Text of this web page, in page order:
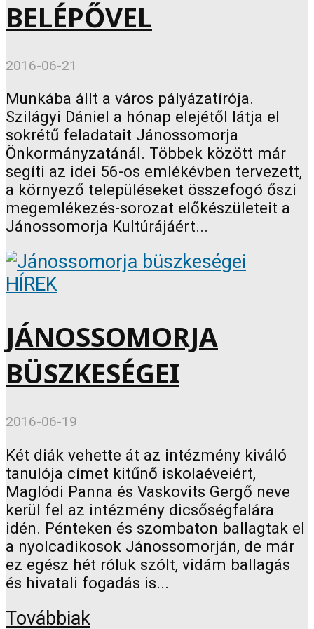
BELÉPŐVEL
2016-06-21
Munkába állt a város pályázatírója.
Szilágyi Dániel a hónap elejétől látja el
sokrétű feladatait Jánossomorja
Önkormányzatánál. Többek között már
segíti az idei 56-os emlékévben tervezett,
a környező településeket összefogó őszi
megemlékezés-sorozat előkészületeit a
Jánossomorja Kultúrájáért...
HÍREK
JÁNOSSOMORJA
BÜSZKESÉGEI
2016-06-19
Két diák vehette át az intézmény kiváló
tanulója címet kitűnő iskolaéveiért,
Maglódi Panna és Vaskovits Gergő neve
kerül fel az intézmény dicsőségfalára
idén. Pénteken és szombaton ballagtak el
a nyolcadikosok Jánossomorján, de már
ez egész hét róluk szólt, vidám ballagás
és hivatali fogadás is...
Továbbiak